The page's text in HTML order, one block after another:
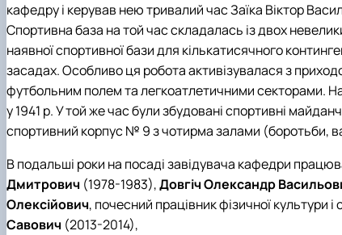
кафедру і керував нею тривалий час Заїка Віктор
Спортивна база на той час складалась із двох
наявної спортивної бази для кількатисячного
засадах. Особливо ця робота активізувалася з
футбольним полем та легкоатлетичними секторами.
у 1941 р. У той же час були збудовані спортивні
спортивний корпус № 9 з чотирма залами (боротьби,
В подальші роки на посаді завідувача кафедри
Дмитрович (1978-1983),Довгіч Олександр
Олексійович, почесний працівник фізичної культури
Савович (2013-2014),